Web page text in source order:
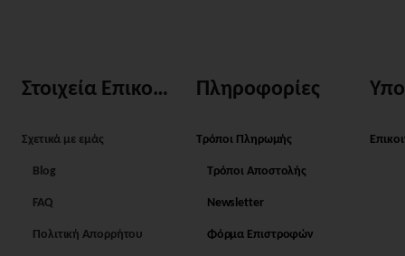
Στοιχεία Επικοινωνίας
Σχετικά με εμάς
Blog
FAQ
Πολιτική Απορρήτου
Πληροφορίες
Τρόποι Πληρωμής
Τρόποι Αποστολής
Newsletter
Φόρμα Επιστροφών